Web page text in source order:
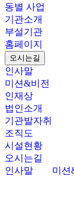
동별 사업
기관소개
부설기관
홈페이지
오시는길
인사말
미션&비전
인재상
법인소개
기관발자취
조직도
시설현황
오시는길
인사말
미션